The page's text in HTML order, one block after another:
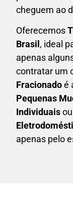
cheguem ao
Oferecemos
Brasil , ideal
apenas
contratar um
Fracionadoé
Pequenas
Individuaisou
apenas pelo